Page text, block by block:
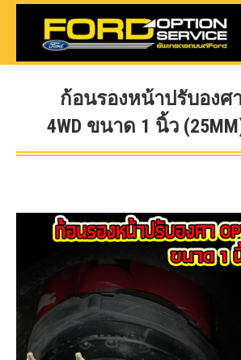
ก้อนรองหน้าปรับองศา
4WD ขนาด 1 นิ้ว
You are